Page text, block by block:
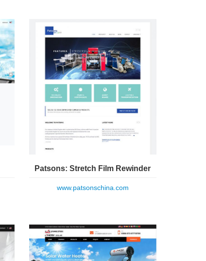
Patsons: Stretch Film Rewinder
www.patsonschina.com